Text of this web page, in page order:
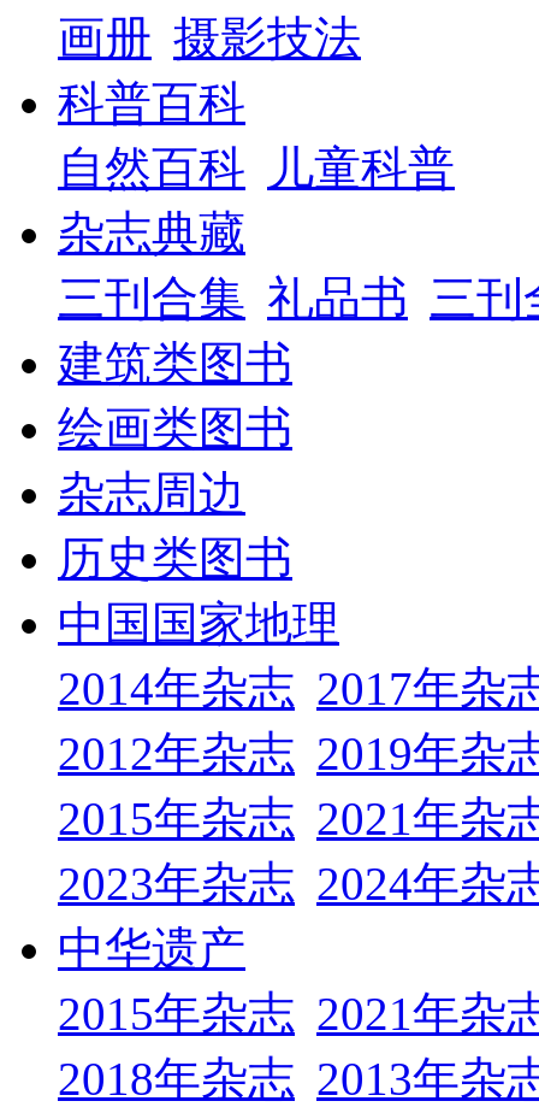
画册 摄影技法
科普百科
自然百科
儿童科普
杂志典藏
三刊合集 礼品书 三刊
建筑类图书
绘画类图书
杂志周边
历史类图书
中国国家地理
2014年杂志 2017年杂
2012年杂志 2019年杂
2015年杂志 2021年杂
2023年杂志 2024年杂
中华遗产
2015年杂志 2021年杂
2018年杂志 2013年杂